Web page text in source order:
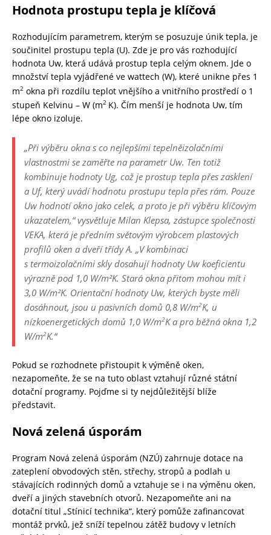
Hodnota prostupu tepla je klíčová
Rozhodujícím parametrem, kterým se posuzuje únik tepla, je
součinitel prostupu tepla (U). Zde je pro vás rozhodující
hodnota Uw, která udává prostup tepla celým oknem. Jde o
množství tepla vyjádřené ve wattech (W), které unikne přes 1
m2 okna při rozdílu teplot vnějšího a vnitřního prostředí o 1
stupeň Kelvinu – W (m2 K). Čím menší je hodnota Uw, tím
lépe okno izoluje.
„Při výběru okna s co nejlepšími tepelněizolačními
vlastnostmi se zaměřte na parametr Uw. Ten totiž
kombinuje hodnoty Ug, což je prostup tepla přes zasklení
a Uf, který uvádí hodnotu prostupu tepla přes rám. Pouze
Uw hodnotí okno jako celek, a proto je při výběru klíčovým
ukazatelem,“vysvětluje Milan Klepsa, zástupce společnosti
VEKA, která je předním světovým výrobcem plastových
profilů oken a dveří třídy A. „V kombinaci
s termoizolačními skly dosahují hodnoty Uw koeficientu
výrazně pod 1,0 W/m²K. Stará okna přitom mohou mít i
3,0 W/m²K. Orientační hodnoty Uw, kterých byste měli
dosáhnout, jsou u pasivních domů 0,8 W/m2K, u
nízkoenergetických domů 1,0 W/m2K a pro běžná okna 1,2
W/m2K.“
Pokud se rozhodnete přistoupit k výměně oken,
nezapomeňte, že se na tuto oblast vztahují různé státní
dotační programy. Pojďme si ty nejdůležitější blíže
představit.
Nová zelená úsporám
Program Nová zelená úsporám (NZÚ) zahrnuje dotace na
zateplení obvodových stěn, střechy, stropů a podlah u
stávajících rodinných domů a vztahuje se i na výměnu oken,
dveří a jiných stavebních otvorů. Nezapomeňte ani na
dotační titul „Stínicí technika“, který pomůže zafinancovat
montáž prvků, jež sníží tepelnou zátěž budovy v letních